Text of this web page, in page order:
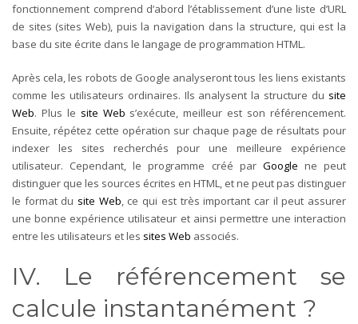
fonctionnement comprend d’abord l’établissement d’une liste d’URL
de sites (sites Web), puis la navigation dans la structure, qui est la
base du site écrite dans le langage de programmation HTML.
Après cela, les robots de Google analyseront tous les liens existants
comme les utilisateurs ordinaires. Ils analysent la structure du site
Web. Plus le site Web s’exécute, meilleur est son référencement.
Ensuite, répétez cette opération sur chaque page de résultats pour
indexer les sites recherchés pour une meilleure expérience
utilisateur. Cependant, le programme créé par Google ne peut
distinguer que les sources écrites en HTML, et ne peut pas distinguer
le format du site Web, ce qui est très important car il peut assurer
une bonne expérience utilisateur et ainsi permettre une interaction
entre les utilisateurs et les sites Web associés.
IV. Le référencement se
calcule instantanément ?